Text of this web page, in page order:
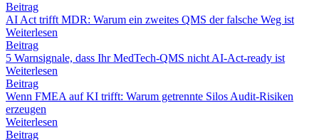
Beitrag
AI Act trifft MDR: Warum ein zweites QMS der falsche Weg ist
Weiterlesen
Beitrag
5 Warnsignale, dass Ihr MedTech-QMS nicht AI-Act-ready ist
Weiterlesen
Beitrag
Wenn FMEA auf KI trifft: Warum getrennte Silos Audit-Risiken
erzeugen
Weiterlesen
Beitrag